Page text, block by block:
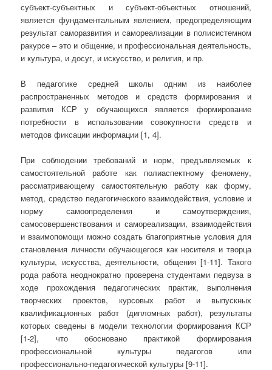
субъект-субъектных и субъект-объектных отношений,
является фундаментальным явлением, предопределяющим
результат саморазвития и самореализации в полисистемном
ракурсе – это и общение, и профессиональная деятельность,
и культура, и досуг, и искусство, и религия, и пр.
В педагогике средней школы одним из наиболее
распространенных методов и средств формирования и
развития КСР у обучающихся является формирование
потребности в использовании совокупности средств и
методов фиксации информации [1, 4].
При соблюдении требований и норм, предъявляемых к
самостоятельной работе как полиаспектному феномену,
рассматривающему самостоятельную работу как форму,
метод, средство педагогического взаимодействия, условие и
норму самоопределения и самоутверждения,
самосовершенствования и самореализации, взаимодействия
и взаимопомощи можно создать благоприятные условия для
становления личности обучающегося как носителя и творца
культуры, искусства, деятельности, общения [1-11]. Такого
рода работа неоднократно проверена студентами педвуза в
ходе прохождения педагогических практик, выполнения
творческих проектов, курсовых работ и выпускных
квалификационных работ (дипломных работ), результаты
которых сведены в модели технологии формирования КСР
[1-2], что обосновано практикой формирования
профессиональной культуры педагогов или
профессионально-педагогической культуры [9-11].